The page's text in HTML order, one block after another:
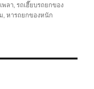
พลา,รถเฮี๊ยบรถยกของ
,หารถยกของหนัก